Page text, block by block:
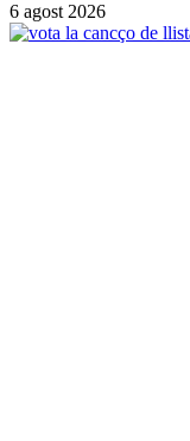
6 agost 2026